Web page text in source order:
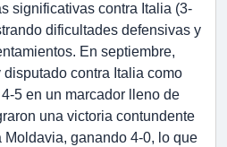
significativas contra Italia (3-
dificultades defensivas y
En septiembre,
contra Italia como
5 en un marcador lleno de
una victoria contundente
Moldavia, ganando 4-0, lo que